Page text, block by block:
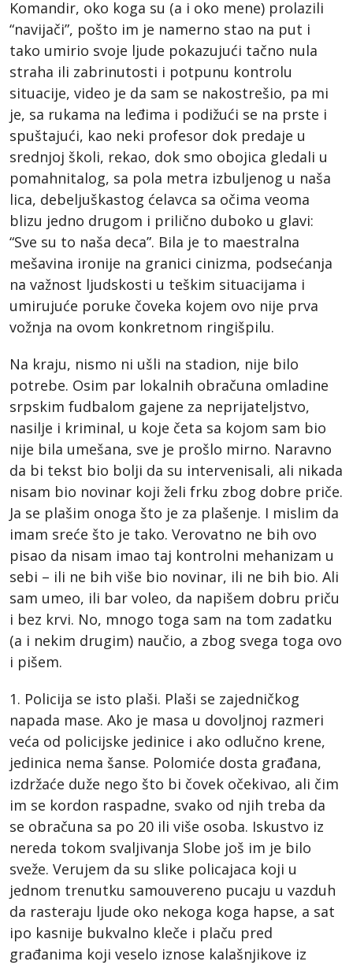
Komandir, oko koga su (a i oko mene) prolazili
“navijači”, pošto im je namerno stao na put i
tako umirio svoje ljude pokazujući tačno nula
straha ili zabrinutosti i potpunu kontrolu
situacije, video je da sam se nakostrešio, pa mi
je, sa rukama na leđima i podižući se na prste i
spuštajući, kao neki profesor dok predaje u
srednjoj školi, rekao, dok smo obojica gledali u
pomahnitalog, sa pola metra izbuljenog u naša
lica, debeljuškastog ćelavca sa očima veoma
blizu jedno drugom i prilično duboko u glavi:
“Sve su to naša deca”. Bila je to maestralna
mešavina ironije na granici cinizma, podsećanja
na važnost ljudskosti u teškim situacijama i
umirujuće poruke čoveka kojem ovo nije prva
vožnja na ovom konkretnom ringišpilu.
Na kraju, nismo ni ušli na stadion, nije bilo
potrebe. Osim par lokalnih obračuna omladine
srpskim fudbalom gajene za neprijateljstvo,
nasilje i kriminal, u koje četa sa kojom sam bio
nije bila umešana, sve je prošlo mirno. Naravno
da bi tekst bio bolji da su intervenisali, ali nikada
nisam bio novinar koji želi frku zbog dobre priče.
Ja se plašim onoga što je za plašenje. I mislim da
imam sreće što je tako. Verovatno ne bih ovo
pisao da nisam imao taj kontrolni mehanizam u
sebi – ili ne bih više bio novinar, ili ne bih bio. Ali
sam umeo, ili bar voleo, da napišem dobru priču
i bez krvi. No, mnogo toga sam na tom zadatku
(a i nekim drugim) naučio, a zbog svega toga ovo
i pišem.
1. Policija se isto plaši. Plaši se zajedničkog
napada mase. Ako je masa u dovoljnoj razmeri
veća od policijske jedinice i ako odlučno krene,
jedinica nema šanse. Polomiće dosta građana,
izdržaće duže nego što bi čovek očekivao, ali čim
im se kordon raspadne, svako od njih treba da
se obračuna sa po 20 ili više osoba. Iskustvo iz
nereda tokom svaljivanja Slobe još im je bilo
sveže. Verujem da su slike policajaca koji u
jednom trenutku samouvereno pucaju u vazduh
da rasteraju ljude oko nekoga koga hapse, a sat
ipo kasnije bukvalno kleče i plaču pred
građanima koji veselo iznose kalašnjikove iz